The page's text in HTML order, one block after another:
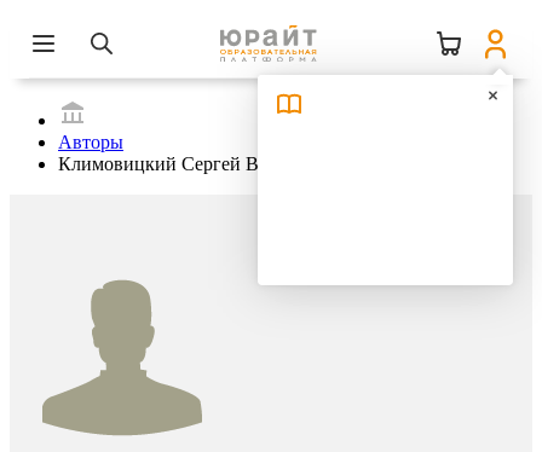
Авторы
Климовицкий Сергей Вениаминович